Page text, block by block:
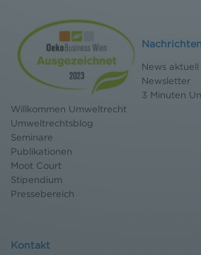
Nachrichten
News aktuell
Newsletter
3 Minuten
Willkommen Umweltrecht
Umweltrechtsblog
Seminare
Publikationen
Moot Court
Stipendium
Pressebereich
Kontakt